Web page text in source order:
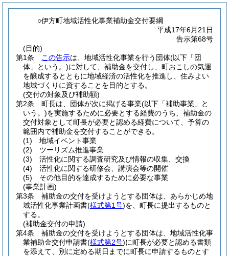
○伊方町地域活性化事業補助金交付要綱
平成17年6月21日
告示第68号
(目的)
第1条
この告示は、地域活性化事業を行う団体(以下「団
体」という。)に対して、補助金を交付し、町おこしの気運
を醸成するとともに地域経済の活性化を推進し、住みよい
地域づくりに資することを目的とする。
(交付の対象及び補助額)
第2条
町長は、団体が次に掲げる事業(以下「補助事業」と
いう。)を実施するために必要とする経費のうち、補助金の
交付対象として町長が必要と認める経費について、予算の
範囲内で補助金を交付することができる。
(1)
地域イベント事業
(2)
ツーリズム推進事業
(3)
活性化に関する調査研究及び情報の収集、交換
(4)
活性化に関する研修会、講演会等の開催
(5)
その他目的を達成するために必要な事業
(事業計画)
第3条
補助金の交付を受けようとする団体は、あらかじめ地
域活性化事業計画書(様式第1号)を、町長に提出するものと
する。
(補助金交付の申請)
第4条
補助金の交付を受けようとする団体は、地域活性化事
業補助金交付申請書(様式第2号)に町長が必要と認める書類
を添えて、別に定める期日までに町長に申請するものとす